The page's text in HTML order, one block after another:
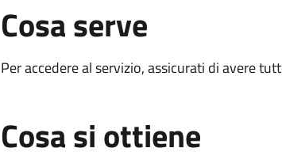
Cosa serve
Per accedere al servizio, assicurati di avere
Cosa si ottiene